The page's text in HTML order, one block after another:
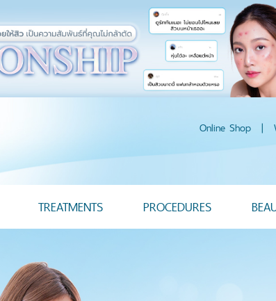
Online Shop |
TREATMENTS PROCEDURES